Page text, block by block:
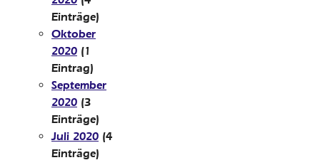
Einträge)
Oktober
2020 (1
Eintrag)
September
2020 (3
Einträge)
Juli 2020 (4
Einträge)